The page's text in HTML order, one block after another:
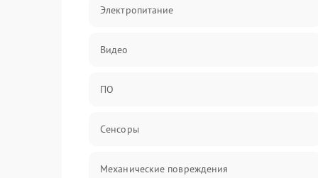
Электропитание
Видео
ПО
Сенсоры
Механические повреждения